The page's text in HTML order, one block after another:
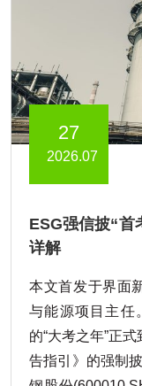
27
2026.07
ESG强信披“首
详解
本文首发于界面
与能源项目主任
的“大考之年”正
告指引》的强制